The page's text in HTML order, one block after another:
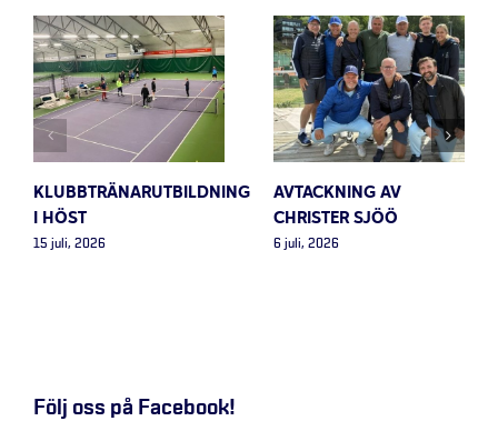
KLUBBTRÄNARUTBILDNING
I HÖST
15 juli, 2026
AVTACKNING AV
CHRISTER SJÖÖ
6 juli, 2026
Följ oss på Facebook!